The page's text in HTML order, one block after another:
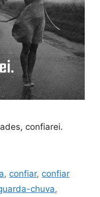
confiarei.
, confiar, confiar
chuva,